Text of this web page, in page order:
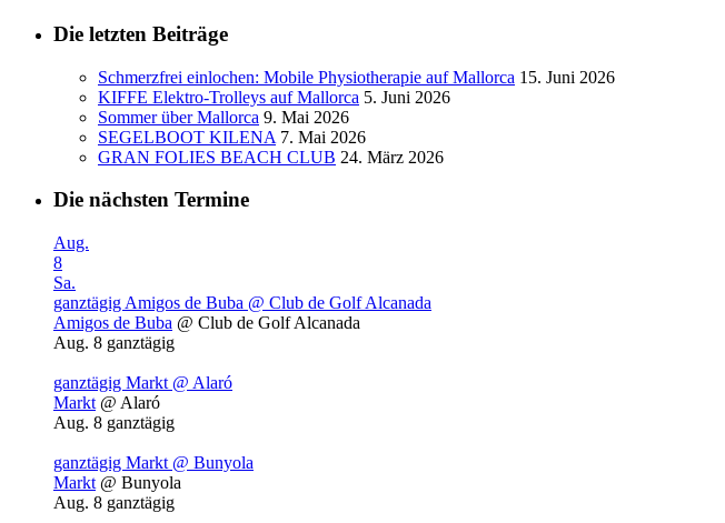
Die letzten Beiträge
Schmerzfrei einlochen: Mobile Physiotherapie auf Mallorca 15. Juni 2026
KIFFE Elektro-Trolleys auf Mallorca 5. Juni 2026
Sommer über Mallorca 9. Mai 2026
SEGELBOOT KILENA 7. Mai 2026
GRAN FOLIES BEACH CLUB 24. März 2026
Die nächsten Termine
Aug.
8
Sa.
ganztägig Amigos de Buba @ Club de Golf Alcanada
Amigos de Buba @ Club de Golf Alcanada
Aug. 8 ganztägig
ganztägig Markt @ Alaró
Markt @ Alaró
Aug. 8 ganztägig
ganztägig Markt @ Bunyola
Markt @ Bunyola
Aug. 8 ganztägig